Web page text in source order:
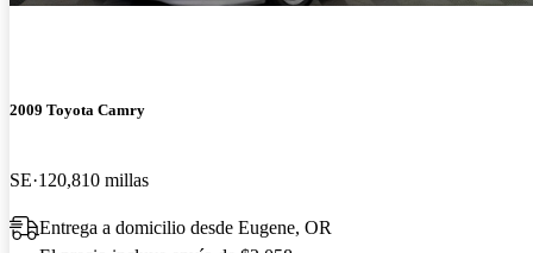
2009 Toyota Camry
SE 120,810 millas
Entrega a domicilio desde Eugene, OR